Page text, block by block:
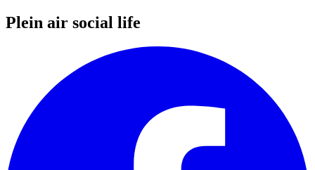
Plein air social life